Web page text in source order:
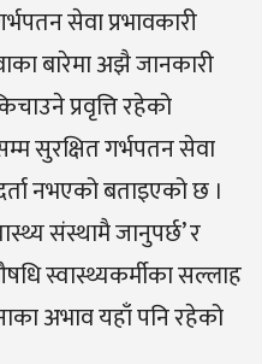
सेवा प्रभावकारी
बारेमा अझै जानकारी
प्रवृत्ति रहेको
सुरक्षित गर्भपतन सेवा
नभएको बताइएको छ ।
संस्थामै जानुपर्छ’ र
स्वास्थ्यकर्मीका सल्लाह
अभाव यहाँ पनि रहेको